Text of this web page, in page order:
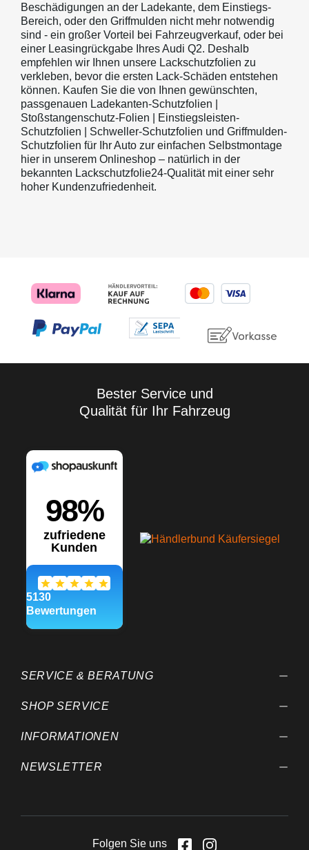
Beschädigungen an der Ladekante, dem Einstiegs-
Bereich, oder den Griffmulden nicht mehr notwendig
sind - ein großer Vorteil bei Fahrzeugverkauf, oder bei
einer Leasingrückgabe Ihres Audi Q2. Deshalb
empfehlen wir Ihnen unsere Lackschutzfolien zu
verkleben, bevor die ersten Lack-Schäden entstehen
können. Kaufen Sie die von Ihnen gewünschten,
passgenauen Ladekanten-Schutzfolien |
Stoßstangenschutz-Folien | Einstiegsleisten-
Schutzfolien | Schweller-Schutzfolien und Griffmulden-
Schutzfolien für Ihr Auto zur einfachen Selbstmontage
hier in unserem Onlineshop – natürlich in der
bekannten Lackschutzfolie24-Qualität mit einer sehr
hoher Kundenzufriedenheit.
Bester Service und
Qualität für Ihr Fahrzeug
SERVICE & BERATUNG
SHOP SERVICE
INFORMATIONEN
NEWSLETTER
Folgen Sie uns